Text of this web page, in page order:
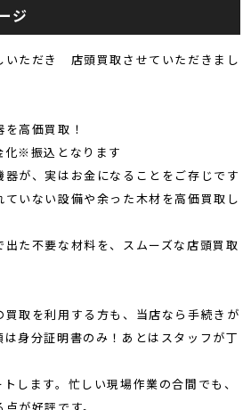
ジ
いただき 店頭買取させていただきまし
高価買取！
化※振込となります
が、実はお金になることをご存じです
いない設備や余った木材を高価買取し
出た不要な材料を、スムーズな店頭買取
取を利用する方も、当店なら手続きが
は身分証明書のみ！あとはスタッフが丁
します。忙しい現場作業の合間でも、